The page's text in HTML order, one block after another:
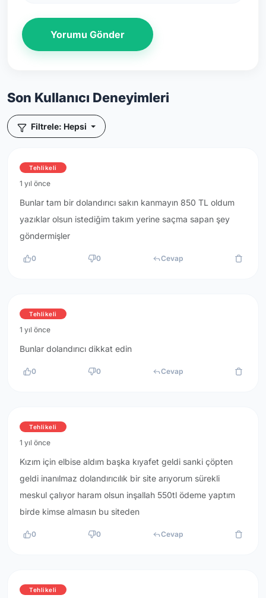
Yorumu Gönder
Son Kullanıcı Deneyimleri
Filtrele: Hepsi
Tehlikeli
1 yıl önce
Bunlar tam bir dolandırıcı sakın kanmayın 850 TL oldum
yazıklar olsun istediğim takım yerine saçma sapan şey
göndermişler
0 0 Cevap
Tehlikeli
1 yıl önce
Bunlar dolandırıcı dikkat edin
0 0 Cevap
Tehlikeli
1 yıl önce
Kızım için elbise aldım başka kıyafet geldi sanki çöpten
geldi inanılmaz dolandırıcılık bir site arıyorum sürekli
meskul çalıyor haram olsun inşallah 550tl ödeme yaptım
birde kimse almasın bu siteden
0 0 Cevap
Tehlikeli